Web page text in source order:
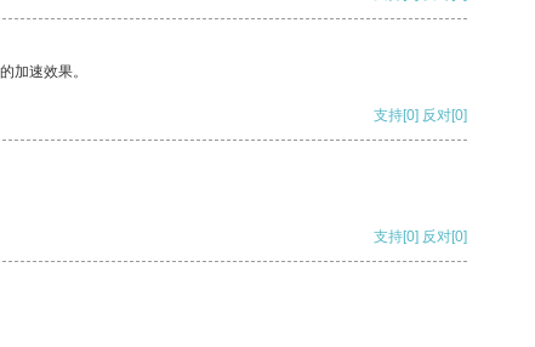
加速效果。
支持[0] 反对[0]
支持[0] 反对[0]